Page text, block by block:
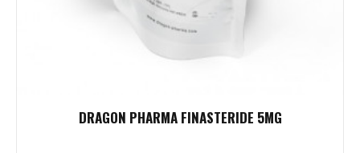
DRAGON PHARMA FINASTERIDE 5MG